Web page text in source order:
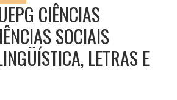
CIÊNCIAS
SOCIAIS
LETRAS E